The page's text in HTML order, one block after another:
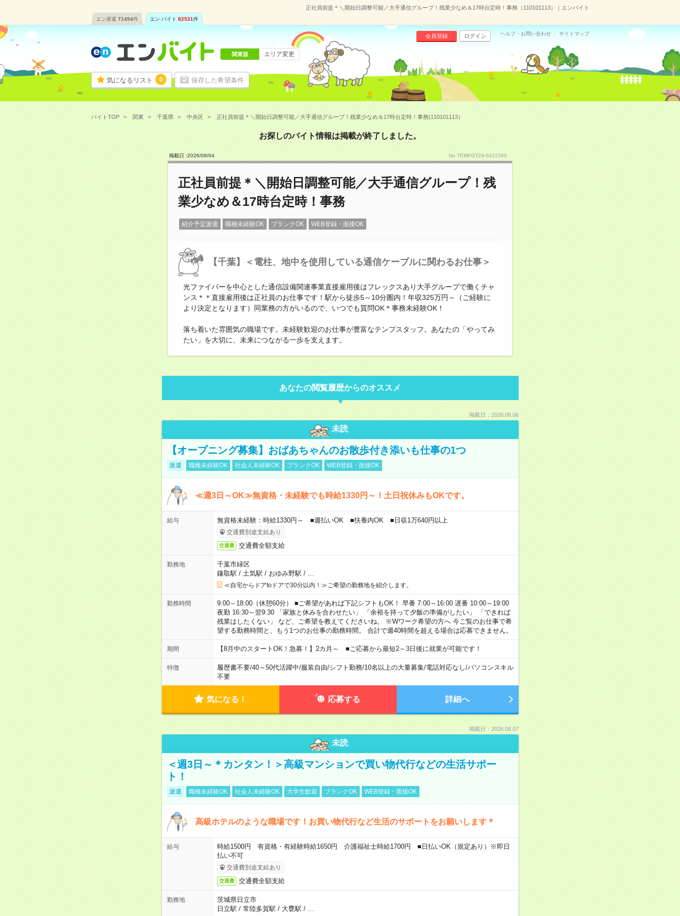
正社員前提＊＼開始日調整可能／大手通信グループ！残業少なめ＆17時台定時！事務（110101113）｜エンバイト
エン派遣 71454件 エン バイト 82531件
気になるリスト 0 保存した希望条件
会員登録 ログイン ヘルプ・お問い合わせ サイトマップ
関東版 エリア変更
バイトTOP 関東 千葉県 中央区 正社員前提＊＼開始日調整可能／大手通信グループ！残業少なめ＆17時台定時！事務(110101113）
お探しのバイト情報は掲載が終了しました。
掲載日 :2026/08/04 No.TEMPGT26-0421595
正社員前提＊＼開始日調整可能／大手通信グループ！残
業少なめ＆17時台定時！事務
紹介予定派遣 職種未経験OK ブランクOK WEB登録・面接OK
【千葉】＜電柱、地中を使用している通信ケーブルに関わるお仕事＞
光ファイバーを中心とした通信設備関連事業直接雇用後はフレックスあり大手グループで働くチャ
ンス＊＊直接雇用後は正社員のお仕事です！駅から徒歩5～10分圏内！年収325万円～（ご経験に
より決定となります）同業務の方がいるので、いつでも質問OK＊事務未経験OK！
落ち着いた雰囲気の職場です。未経験歓迎のお仕事が豊富なテンプスタッフ。あなたの「やってみ
たい」を大切に、未来につながる一歩を支えます。
あなたの閲覧履歴からのオススメ
掲載日：2026.08.06
未読
【オープニング募集】おばあちゃんのお散歩付き添いも仕事の1つ
派遣 職種未経験OK 社会人未経験OK ブランクOK WEB登録・面接OK
≪週3日～OK≫無資格・未経験でも時給1330円～！土日祝休みもOKです。
給与 無資格未経験：時給1330円～ ■週払いOK ■扶養内OK ■日収1万640円以上
交通費別途支給あり
交通費 交通費全額支給
勤務地
千葉市緑区
鎌取駅 / 土気駅 / おゆみ野駅 /
≪自宅からドアtoドアで30分以内！≫ご希望の勤務地を紹介します。
勤務時間
9:00～18:00（休憩60分） ■ご希望があれば下記シフトもOK！ 早番 7:00～16:00 遅番 10:00～19:00
夜勤 16:30～翌9:30 「家族と休みを合わせたい」 「余裕を持って夕飯の準備がしたい」 「できれば
残業はしたくない」 など、ご希望を教えてくださいね。 ※Wワーク希望の方へ 今ご覧のお仕事で希
望する勤務時間と、もう1つのお仕事の勤務時間。 合計で週40時間を超える場合は応募できません。
期間 【8月中のスタートOK！急募！】2カ月～ ■ご応募から最短2～3日後に就業が可能です！
特徴 履歴書不要/40～50代活躍中/服装自由/シフト勤務/10名以上の大量募集/電話対応なし/パソコンスキル
不要
気になる！ 応募する 詳細へ
掲載日：2026.08.07
未読
＜週3日～＊カンタン！＞高級マンションで買い物代行などの生活サポー
ト！
派遣 職種未経験OK 社会人未経験OK 大学生歓迎 ブランクOK WEB登録・面接OK
高級ホテルのような職場です！お買い物代行など生活のサポートをお願いします＊
給与
時給1500円 有資格・有経験時給1650円 介護福祉士時給1700円 ■日払いOK（規定あり）※即日
払い不可
交通費別途支給あり
交通費 交通費全額支給
勤務地
茨城県日立市
日立駅 / 常陸多賀駅 / 大甕駅 /